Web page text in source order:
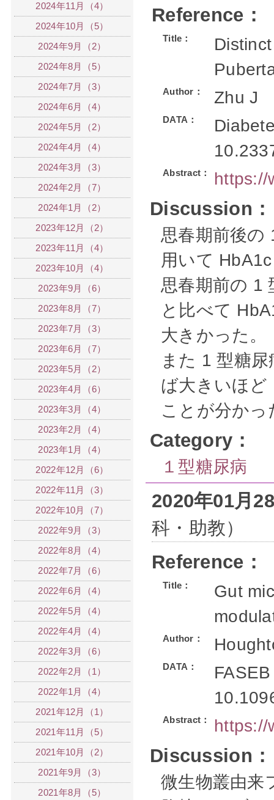
Reference：
Title：
Author： Zhu J
DATA：
Abstract： https://
Discussion：
思春期前後の
用いて
思春期前の 1
と比べて
大きかった。
また 1 型糖
ば大きいほど
ことが分かっ
Category：
１型糖尿病
2020年01月
科・助教）
Reference：
Title：
Gut
Author：
DATA：
Abstract： https://
Discussion：
微生物叢由来
2024年11月（4）
2024年10月（5）
2024年9月（2）
2024年8月（5）
2024年7月（3）
2024年6月（4）
2024年5月（2）
2024年4月（4）
2024年3月（3）
2024年2月（7）
2024年1月（2）
2023年12月（2）
2023年11月（4）
2023年10月（4）
2023年9月（6）
2023年8月（7）
2023年7月（3）
2023年6月（7）
2023年5月（2）
2023年4月（6）
2023年3月（4）
2023年2月（4）
2023年1月（4）
2022年12月（6）
2022年11月（3）
2022年10月（7）
2022年9月（3）
2022年8月（4）
2022年7月（6）
2022年6月（4）
2022年5月（4）
2022年4月（4）
2022年3月（6）
2022年2月（1）
2022年1月（4）
2021年12月（1）
2021年11月（5）
2021年10月（2）
2021年9月（3）
2021年8月（5）